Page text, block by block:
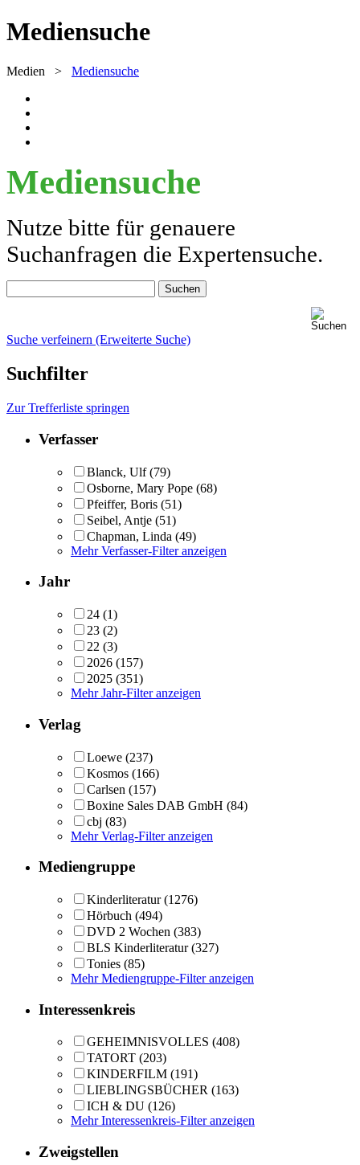
Mediensuche
Medien > Mediensuche
Mediensuche
Nutze bitte für genauere
Suchanfragen die Expertensuche.
Suche verfeinern (Erweiterte Suche)
Suchfilter
Zur Trefferliste springen
Verfasser
Blanck, Ulf (79)
Osborne, Mary Pope (68)
Pfeiffer, Boris (51)
Seibel, Antje (51)
Chapman, Linda (49)
Mehr Verfasser-Filter anzeigen
Jahr
24 (1)
23 (2)
22 (3)
2026 (157)
2025 (351)
Mehr Jahr-Filter anzeigen
Verlag
Loewe (237)
Kosmos (166)
Carlsen (157)
Boxine Sales DAB GmbH (84)
cbj (83)
Mehr Verlag-Filter anzeigen
Mediengruppe
Kinderliteratur (1276)
Hörbuch (494)
DVD 2 Wochen (383)
BLS Kinderliteratur (327)
Tonies (85)
Mehr Mediengruppe-Filter anzeigen
Interessenkreis
GEHEIMNISVOLLES (408)
TATORT (203)
KINDERFILM (191)
LIEBLINGSBÜCHER (163)
ICH & DU (126)
Mehr Interessenkreis-Filter anzeigen
Zweigstellen